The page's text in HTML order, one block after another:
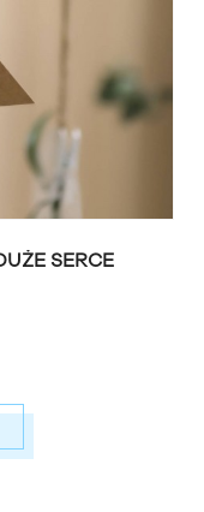
SERCE